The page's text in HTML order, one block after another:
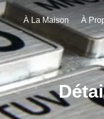
À La Maison